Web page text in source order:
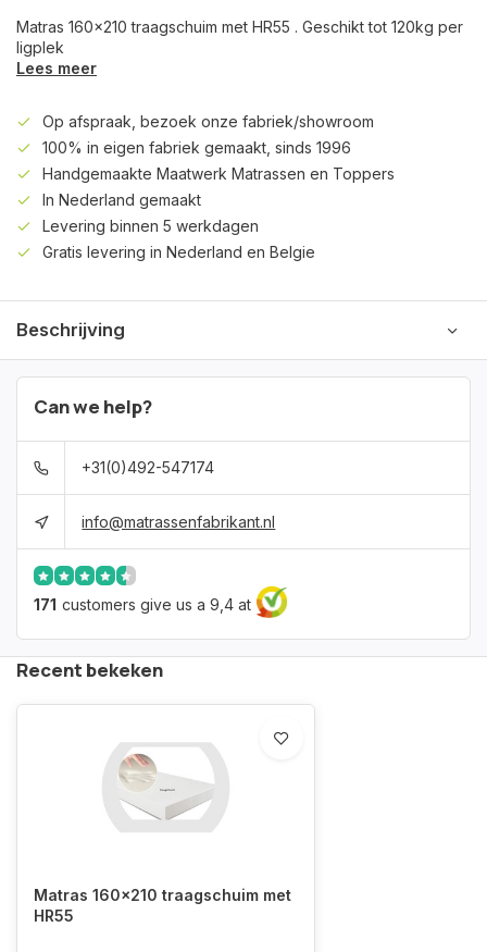
Matras 160x210 traagschuim met HR55 . Geschikt tot 120kg per
ligplek
Lees meer
Op afspraak, bezoek onze fabriek/showroom
100% in eigen fabriek gemaakt, sinds 1996
Handgemaakte Maatwerk Matrassen en Toppers
In Nederland gemaakt
Levering binnen 5 werkdagen
Gratis levering in Nederland en Belgie
Beschrijving
Can we help?
+31(0)492-547174
info@matrassenfabrikant.nl
171 customers give us a 9,4 at
Recent bekeken
Matras 160x210 traagschuim met
HR55